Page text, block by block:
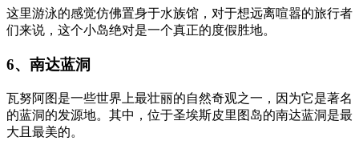
这里游泳的感觉仿佛置身于水族馆，对于想远离喧嚣的旅行者
们来说，这个小岛绝对是一个真正的度假胜地。
6、南达蓝洞
瓦努阿图是一些世界上最壮丽的自然奇观之一，因为它是著名
的蓝洞的发源地。其中，位于圣埃斯皮里图岛的南达蓝洞是最
大且最美的。